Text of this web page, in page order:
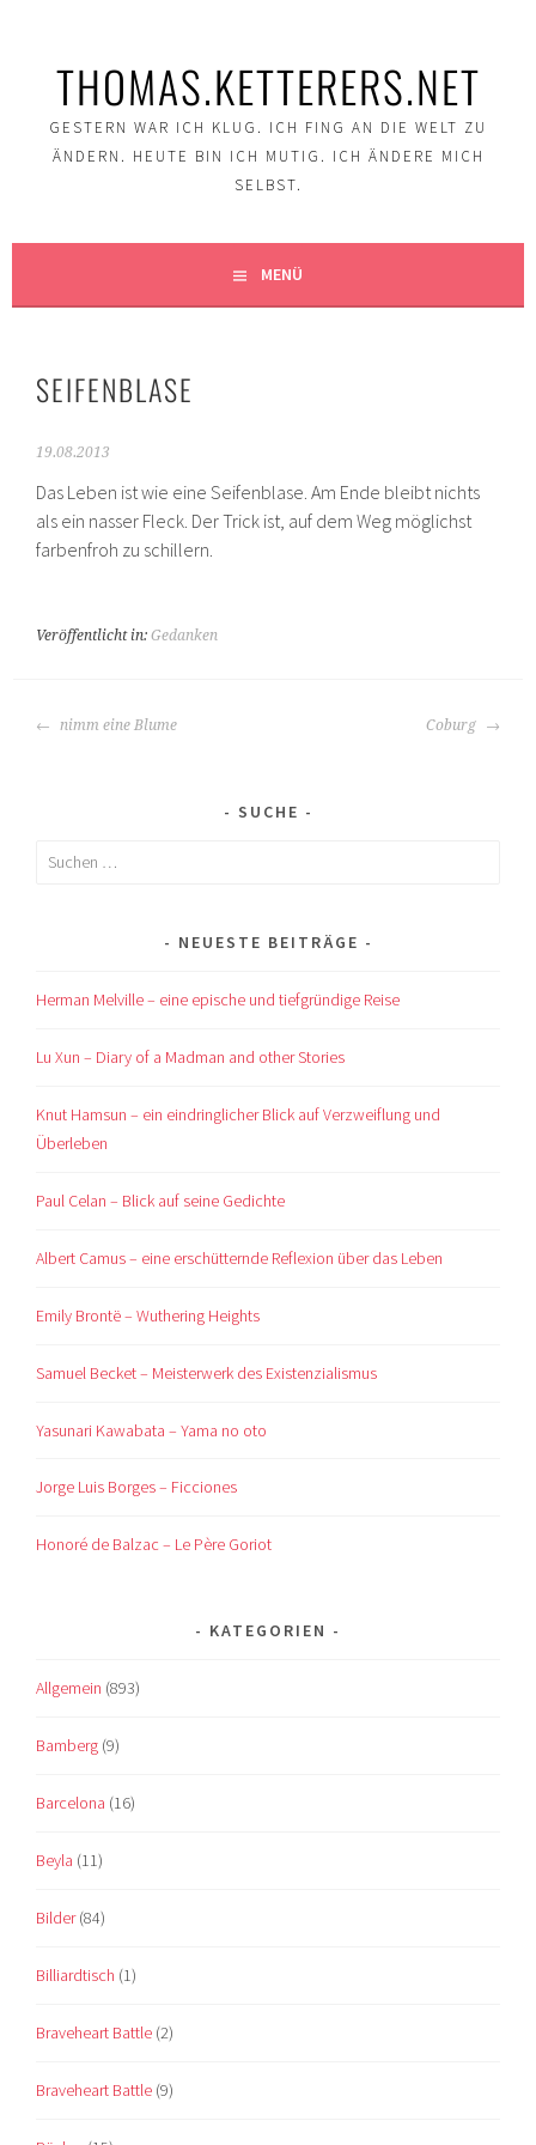
THOMAS.KETTERERS.NET
GESTERN WAR ICH KLUG. ICH FING AN DIE WELT ZU
ÄNDERN. HEUTE BIN ICH MUTIG. ICH ÄNDERE MICH
SELBST.
MENÜ
SEIFENBLASE
19.08.2013
Das Leben ist wie eine Seifenblase. Am Ende bleibt nichts
als ein nasser Fleck. Der Trick ist, auf dem Weg möglichst
farbenfroh zu schillern.
Veröffentlicht in:Gedanken
BEITRAGS-
nimm eine Blume Coburg
SUCHE
Suchen
NEUESTE BEITRÄGE
Herman Melville – eine epische und tiefgründige Reise
Lu Xun – Diary of a Madman and other Stories
Knut Hamsun – ein eindringlicher Blick auf Verzweiflung und
Überleben
Paul Celan – Blick auf seine Gedichte
Albert Camus – eine erschütternde Reflexion über das Leben
Emily Brontë – Wuthering Heights
Samuel Becket – Meisterwerk des Existenzialismus
Yasunari Kawabata – Yama no oto
Jorge Luis Borges – Ficciones
Honoré de Balzac – Le Père Goriot
KATEGORIEN
Allgemein (893)
Bamberg (9)
Barcelona (16)
Beyla (11)
Bilder(84)
Billiardtisch (1)
Braveheart Battle (2)
Braveheart Battle (9)